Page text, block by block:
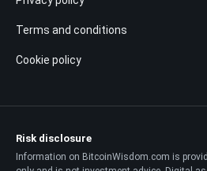
Terms and conditions
Cookie policy
Risk disclosure
Information on BitcoinWisdom.com is